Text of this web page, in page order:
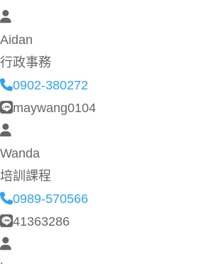
Aidan
行政事務
0902-380272
maywang0104
Wanda
培訓課程
0989-570566
41363286